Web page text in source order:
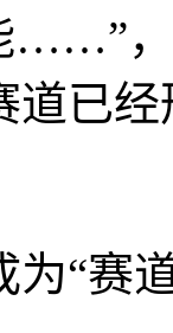
……”
道已
“赛道